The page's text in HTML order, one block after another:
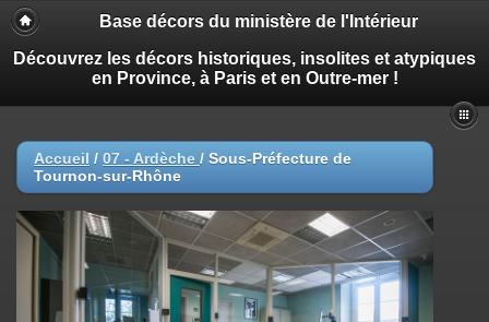
Base décors du ministère de l'Intérieur
Découvrez les décors historiques, insolites et atypiques
en Province, à Paris et en Outre-mer !
Accueil / 07 - Ardèche / Sous-Préfecture de
Tournon-sur-Rhône